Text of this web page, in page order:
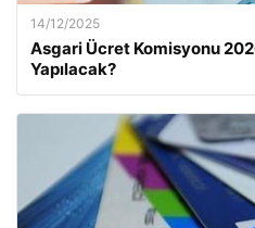
14/12/2025
Asgari Ücret Komisyonu
Yapılacak?